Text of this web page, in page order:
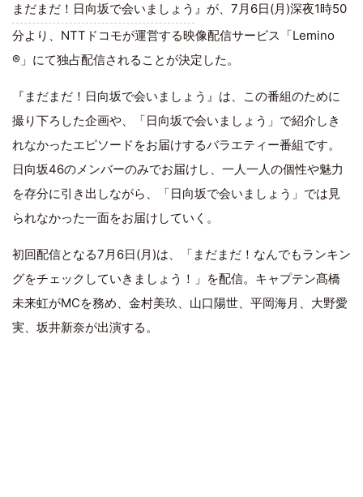
まだまだ！日向坂で会いましょう 』が、7月6日(月)深夜1時50
分より、NTTドコモが運営する映像配信サービス「Lemino
®」にて独占配信されることが決定した。
『まだまだ！日向坂で会いましょう』は、この番組のために
撮り下ろした企画や、「日向坂で会いましょう」で紹介しき
れなかったエピソードをお届けするバラエティー番組です。
日向坂46のメンバーのみでお届けし、一人一人の個性や魅力
を存分に引き出しながら、「日向坂で会いましょう」では見
られなかった一面をお届けしていく。
初回配信となる7月6日(月)は、「まだまだ！なんでもランキン
グをチェックしていきましょう！」を配信。キャプテン髙橋
未来虹がMCを務め、金村美玖、山口陽世、平岡海月、大野愛
実、坂井新奈が出演する。